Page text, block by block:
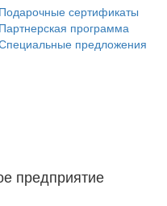
Подарочные сертификаты
Партнерская программа
предложения
предприятие